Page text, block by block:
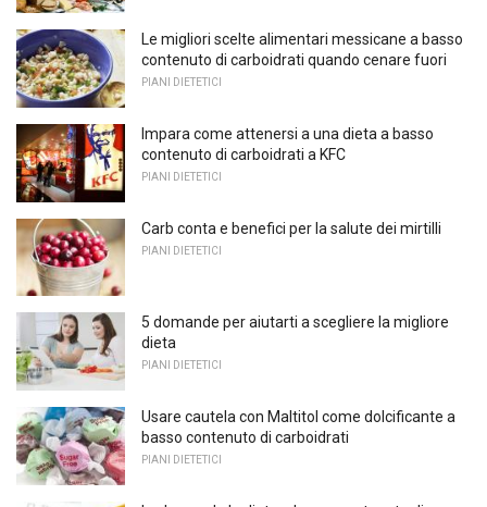
Le migliori scelte alimentari messicane a basso
contenuto di carboidrati quando cenare fuori
PIANI DIETETICI
Impara come attenersi a una dieta a basso
contenuto di carboidrati a KFC
PIANI DIETETICI
Carb conta e benefici per la salute dei mirtilli
PIANI DIETETICI
5 domande per aiutarti a scegliere la migliore
dieta
PIANI DIETETICI
Usare cautela con Maltitol come dolcificante a
basso contenuto di carboidrati
PIANI DIETETICI